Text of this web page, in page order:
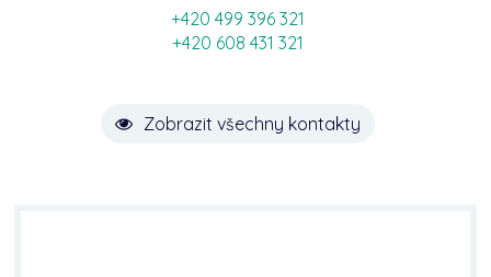
+420 499 396 321
+420 608 431 321
Zobrazit všechny kontakty